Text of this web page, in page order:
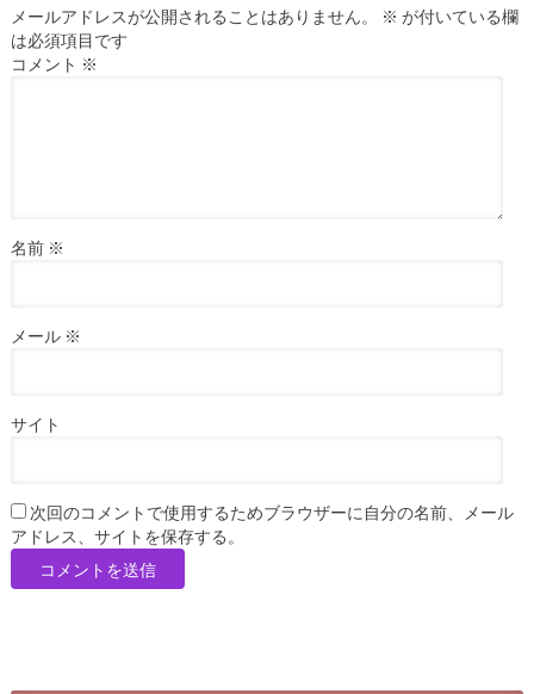
メールアドレスが公開されることはありません。 ※ が付いている欄
は必須項目です
コメント ※
名前 ※
メール ※
サイト
次回のコメントで使用するためブラウザーに自分の名前、メール
アドレス、サイトを保存する。